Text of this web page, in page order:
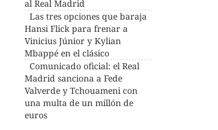
al Real Madrid
Las tres opciones que baraja
Hansi Flick para frenar a
Vinicius Júnior y Kylian
Mbappé en el clásico
Comunicado oficial: el Real
Madrid sanciona a Fede
Valverde y Tchouameni con
una multa de un millón de
euros